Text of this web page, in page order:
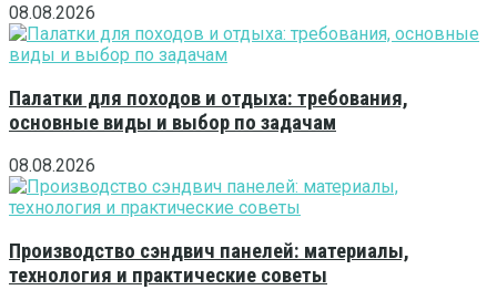
08.08.2026
Палатки для походов и отдыха: требования,
основные виды и выбор по задачам
08.08.2026
Производство сэндвич панелей: материалы,
технология и практические советы